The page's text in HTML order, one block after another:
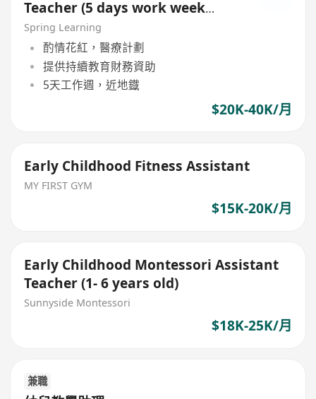
Teacher (5 days work week
including Saturday & Sunday)
Spring Learning
酌情花紅，醫療計劃
提供持續教育財務資助
5天工作週，近地鐡
$20K-40K/月
Early Childhood Fitness Assistant
MY FIRST GYM
$15K-20K/月
Early Childhood Montessori Assistant
Teacher (1- 6 years old)
Sunnyside Montessori
$18K-25K/月
兼職